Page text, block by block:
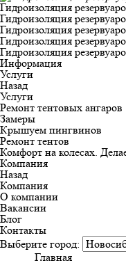
Гидроизоляция
Гидроизоляция
Гидроизоляция
Гидроизоляция
Гидроизоляция
Информация
Услуги
Назад
Услуги
Ремонт тентовых ангаров
Замеры
Крышуем пингвинов
Ремонт тентов
Комфорт на колесах.
Компания
Назад
Компания
О компании
Вакансии
Блог
Контакты
Выберите город:
Главная